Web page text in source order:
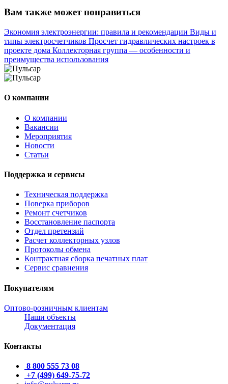
Вам также может понравиться
Экономия электроэнергии: правила и рекомендации Виды и
типы электросчетчиков Просчет гидравлических настроек в
проекте дома Коллекторная группа — особенности и
преимущества использования
О компании
О компании
Вакансии
Мероприятия
Новости
Статьи
Поддержка и сервисы
Техническая поддержка
Поверка приборов
Ремонт счетчиков
Восстановление паспорта
Отдел претензий
Расчет коллекторных узлов
Протоколы обмена
Контрактная сборка печатных плат
Сервис сравнения
Покупателям
Оптово-розничным клиентам
Наши объекты
Документация
Контакты
8 800 555 73 08
+7 (499) 649-75-72